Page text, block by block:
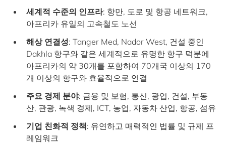
세계적 수준의 인프라: 항만, 도로 및 항공 네트워크,
아프리카 유일의 고속철도 노선
해상 연결성: Tanger Med, Nador West, 건설 중인
Dakhla 항구와 같은 세계적으로 유명한 항구 덕분에
아프리카의 약 30개를 포함하여 70개국 이상의 170
개 이상의 항구와 효율적으로 연결
주요 경제 분야: 금융 및 보험, 통신, 광업, 건설, 부동
산, 관광, 녹색 경제, ICT, 농업, 자동차 산업, 항공, 섬유
기업 친화적 정책: 유연하고 매력적인 법률 및 규제 프
레임워크